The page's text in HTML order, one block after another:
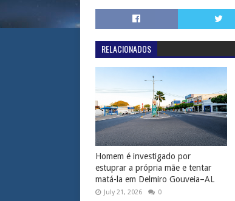
RELACIONADOS
Homem é investigado por
estuprar a própria mãe e tentar
matá-la em Delmiro Gouveia–AL
July 21, 2026 0